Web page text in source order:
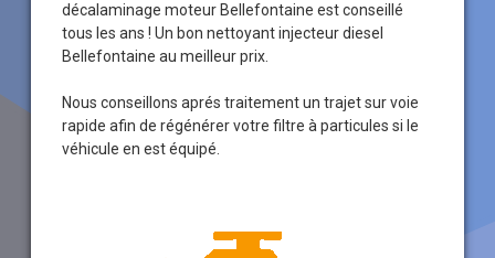
décalaminage moteur Bellefontaine est conseillé
tous les ans ! Un bon nettoyant injecteur diesel
Bellefontaine au meilleur prix.
Nous conseillons aprés traitement un trajet sur voie
rapide afin de régénérer votre filtre à particules si le
véhicule en est équipé.